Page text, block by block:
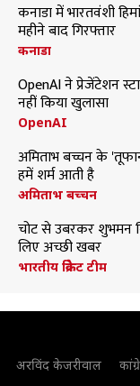
कनाडा में भारतवंशी
महीने बाद गिरफ्तार
कनाडा
OpenAI ने प्रेजेंटेशन
नहीं किया खुलासा
OpenAI
अमिताभ बच्चन के
हमें शर्म आती है
अमिताभ बच्चन
चोट से उबरकर शुभमन
लिए अच्छी खबर
भारतीय क्रिकेट टीम
अरविंद केजरीवाल